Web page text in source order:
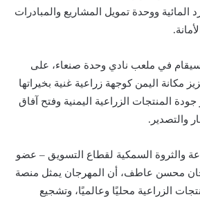
المائية ووحدة تمويل المشاريع والمبادرات
في ملعب نادي وحدة صنعاء، على
مكانة اليمن كوجهة زراعية غنية بخيراتها
جودة المنتجات الزراعية اليمنية وفتح آفاق
والتصدير.
والثروة السمكية لقطاع التسويق – عضو
محسن عاطف، أن المهرجان يمثل منصة
الزراعية محليًا وعالميًا، وتشجيع